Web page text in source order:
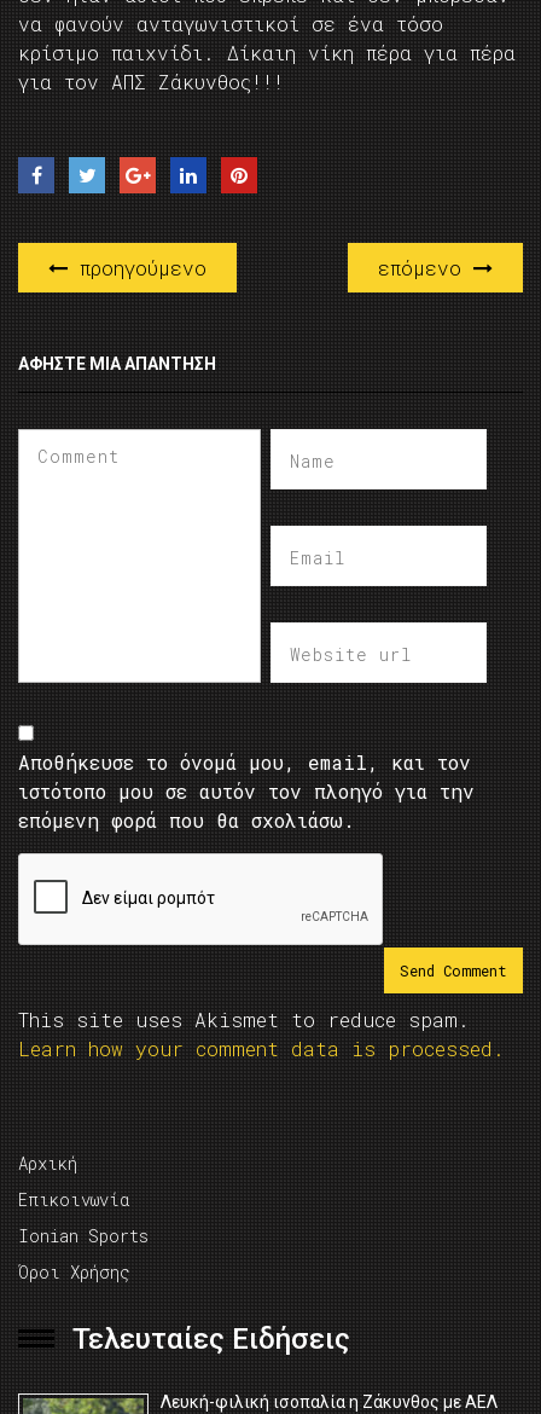
να φανούν ανταγωνιστικοί σε ένα τόσο
κρίσιμο παιχνίδι. Δίκαιη νίκη πέρα για πέρα
για τον ΑΠΣ Ζάκυνθος!!!
προηγούμενο επόμενο
ΑΦΉΣΤΕ ΜΙΑ ΑΠΆΝΤΗΣΗ
Αποθήκευσε το όνομά μου, email, και τον
ιστότοπο μου σε αυτόν τον πλοηγό για την
επόμενη φορά που θα σχολιάσω.
This site uses Akismet to reduce spam.
Learn how your comment data is processed.
Αρχική
Επικοινωνία
Ionian Sports
Όροι Χρήσης
Τελευταίες Ειδήσεις
Λευκή-φιλική ισοπαλία η Ζάκυνθος με ΑΕΛ